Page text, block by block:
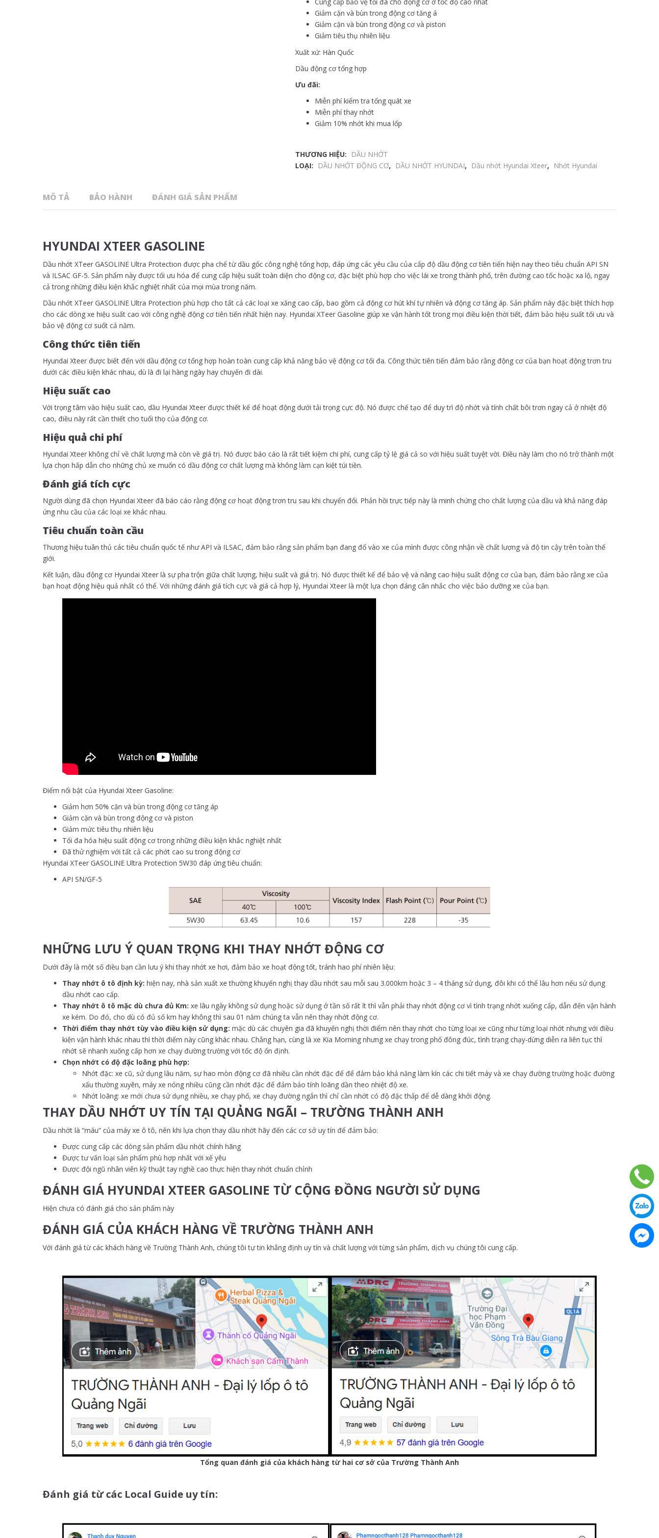
Giảm cặn và bùn trong động cơ tăng á
Giảm cặn và bùn trong động cơ và piston
Giảm tiêu thụ nhiên liệu
Xuất xứ: Hàn Quốc
Dầu động cơ tổng hợp
Ưu đãi:
Miễn phí kiểm tra tổng quát xe
Miễn phí thay nhớt
Giảm 10% nhớt khi mua lốp
THƯƠNG HIỆU:
DẦU NHỚT
LOẠI:
DẦU NHỚT ĐỘNG CƠ, DẦU NHỚT HYUNDAI, Dầu nhớt Hyundai Xteer, Nhớt Hyundai
MÔ TẢ BẢO HÀNH ĐÁNH GIÁ SẢN PHẨM
HYUNDAI XTEER GASOLINE
Dầu nhớt XTeer GASOLINE Ultra Protection được pha chế từ dầu gốc công nghệ tổng hợp, đáp ứng các yêu cầu của cấp độ dầu động cơ tiên tiến hiện nay theo tiêu chuẩn API SN
và ILSAC GF-5. Sản phẩm này được tối ưu hóa để cung cấp hiệu suất toàn diện cho động cơ, đặc biệt phù hợp cho việc lái xe trong thành phố, trên đường cao tốc hoặc xa lộ, ngay
cả trong những điều kiện khắc nghiệt nhất của mọi mùa trong năm.
Dầu nhớt XTeer GASOLINE Ultra Protection phù hợp cho tất cả các loại xe xăng cao cấp, bao gồm cả động cơ hút khí tự nhiên và động cơ tăng áp. Sản phẩm này đặc biệt thích hợp
cho các dòng xe hiệu suất cao với công nghệ động cơ tiên tiến nhất hiện nay. Hyundai XTeer Gasoline giúp xe vận hành tốt trong mọi điều kiện thời tiết, đảm bảo hiệu suất tối ưu và
bảo vệ động cơ suốt cả năm.
Công thức tiên tiến
Hyundai Xteer được biết đến với dầu động cơ tổng hợp hoàn toàn cung cấp khả năng bảo vệ động cơ tối đa. Công thức tiên tiến đảm bảo rằng động cơ của bạn hoạt động trơn tru
dưới các điều kiện khác nhau, dù là đi lại hàng ngày hay chuyến đi dài.
Hiệu suất cao
Với trọng tâm vào hiệu suất cao, dầu Hyundai Xteer được thiết kế để hoạt động dưới tải trọng cực độ. Nó được chế tạo để duy trì độ nhớt và tính chất bôi trơn ngay cả ở nhiệt độ
cao, điều này rất cần thiết cho tuổi thọ của động cơ.
Hiệu quả chi phí
Hyundai Xteer không chỉ về chất lượng mà còn về giá trị. Nó được báo cáo là rất tiết kiệm chi phí, cung cấp tỷ lệ giá cả so với hiệu suất tuyệt vời. Điều này làm cho nó trở thành một
lựa chọn hấp dẫn cho những chủ xe muốn có dầu động cơ chất lượng mà không làm cạn kiệt túi tiền.
Đánh giá tích cực
Người dùng đã chọn Hyundai Xteer đã báo cáo rằng động cơ hoạt động trơn tru sau khi chuyển đổi. Phản hồi trực tiếp này là minh chứng cho chất lượng của dầu và khả năng đáp
ứng nhu cầu của các loại xe khác nhau.
Tiêu chuẩn toàn cầu
Thương hiệu tuân thủ các tiêu chuẩn quốc tế như API và ILSAC, đảm bảo rằng sản phẩm bạn đang đổ vào xe của mình được công nhận về chất lượng và độ tin cậy trên toàn thế
giới.
Kết luận, dầu động cơ Hyundai Xteer là sự pha trộn giữa chất lượng, hiệu suất và giá trị. Nó được thiết kế để bảo vệ và nâng cao hiệu suất động cơ của bạn, đảm bảo rằng xe của
bạn hoạt động hiệu quả nhất có thể. Với những đánh giá tích cực và giá cả hợp lý, Hyundai Xteer là một lựa chọn đáng cân nhắc cho việc bảo dưỡng xe của bạn.
Điểm nổi bật của Hyundai Xteer Gasoline:
Giảm hơn 50% cặn và bùn trong động cơ tăng áp
Giảm cặn và bùn trong động cơ và piston
Giảm mức tiêu thụ nhiên liệu
Tối đa hóa hiệu suất động cơ trong những điều kiện khắc nghiệt nhất
Đã thử nghiệm với tất cả các phớt cao su trong động cơ
Hyundai XTeer GASOLINE Ultra Protection 5W30 đáp ứng tiêu chuẩn:
API SN/GF-5
NHỮNG LƯU Ý QUAN TRỌNG KHI THAY NHỚT ĐỘNG CƠ
Dưới đây là một số điều bạn cần lưu ý khi thay nhớt xe hơi, đảm bảo xe hoạt động tốt, tránh hao phí nhiên liệu:
Thay nhớt ô tô định kỳ: hiện nay, nhà sản xuất xe thường khuyến nghị thay dầu nhớt sau mỗi sau 3.000km hoặc 3 – 4 tháng sử dụng, đôi khi có thể lâu hơn nếu sử dụng
dầu nhớt cao cấp.
Thay nhớt ô tô mặc dù chưa đủ Km: xe lâu ngày không sử dụng hoặc sử dụng ở tần số rất ít thì vẫn phải thay nhớt động cơ vì tình trạng nhớt xuống cấp, dẫn đến vận hành
xe kém. Do đó, cho dù có đủ số km hay không thì sau 01 năm chúng ta vẫn nên thay nhớt động cơ.
Thời điểm thay nhớt tùy vào điều kiện sử dụng: mặc dù các chuyên gia đã khuyến nghị thời điểm nên thay nhớt cho từng loại xe cũng như từng loại nhớt nhưng với điều
kiện vận hành khác nhau thì thời điểm này cũng khác nhau. Chẳng hạn, cùng là xe Kia Morning nhưng xe chạy trong phố đông đúc, tình trạng chạy-dừng diễn ra liên tục thì
nhớt sẽ nhanh xuống cấp hơn xe chạy đường trường với tốc độ ổn định.
Chọn nhớt có độ đặc loãng phù hợp:
Nhớt đặc: xe cũ, sử dụng lâu năm, sự hao mòn động cơ đã nhiều cần nhớt đặc để để đảm bảo khả năng làm kín các chi tiết máy và xe chạy đường trường hoặc đường
xấu thường xuyên, máy xe nóng nhiều cũng cần nhớt đặc để đảm bảo tính loãng dần theo nhiệt độ xe.
Nhớt loãng: xe mới chưa sử dụng nhiều, xe chạy phố, xe chạy đường ngắn thì chỉ cần nhớt có độ đặc thấp để dễ dàng khởi động.
THAY DẦU NHỚT UY TÍN TẠI QUẢNG NGÃI – TRƯỜNG THÀNH ANH
Dầu nhớt là “máu” của máy xe ô tô, nên khi lựa chọn thay dầu nhớt hãy đến các cơ sở uy tín để đảm bảo:
Được cung cấp các dòng sản phẩm dầu nhớt chính hãng
Được tư vấn loại sản phẩm phù hợp nhất với xế yêu
Được đội ngũ nhân viên kỹ thuật tay nghề cao thực hiện thay nhớt chuẩn chỉnh
ĐÁNH GIÁ HYUNDAI XTEER GASOLINE TỪ CỘNG ĐỒNG NGƯỜI SỬ DỤNG
Hiện chưa có đánh giá cho sản phẩm này
ĐÁNH GIÁ CỦA KHÁCH HÀNG VỀ TRƯỜNG THÀNH ANH
Với đánh giá từ các khách hàng về Trường Thành Anh, chúng tôi tự tin khẳng định uy tín và chất lượng với từng sản phẩm, dịch vụ chúng tôi cung cấp.
Tổng quan đánh giá của khách hàng từ hai cơ sở của Trường Thành Anh
Đánh giá từ các Local Guide uy tín: